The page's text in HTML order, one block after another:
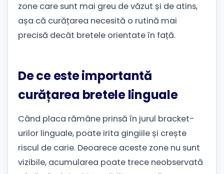
zone care sunt mai greu de văzut și de atins,
așa că curățarea necesită o rutină mai
precisă decât bretele orientate în față.
De ce este importantă
curățarea bretele linguale
Când placa rămâne prinsă în jurul bracket-
urilor linguale, poate irita gingiile și crește
riscul de carie. Deoarece aceste zone nu sunt
vizibile, acumularea poate trece neobservată